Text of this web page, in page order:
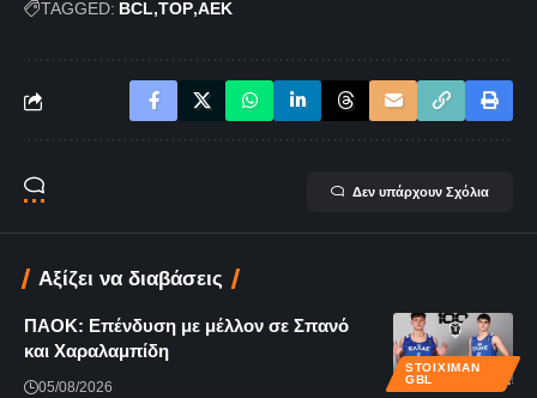
TAGGED: BCL TOP ΑΕΚ
Δεν υπάρχουν Σχόλια
Αξίζει να διαβάσεις
STOIXIMAN
GBL
ΠΑΟΚ: Επένδυση με μέλλον σε Σπανό
και Χαραλαμπίδη
05/08/2026